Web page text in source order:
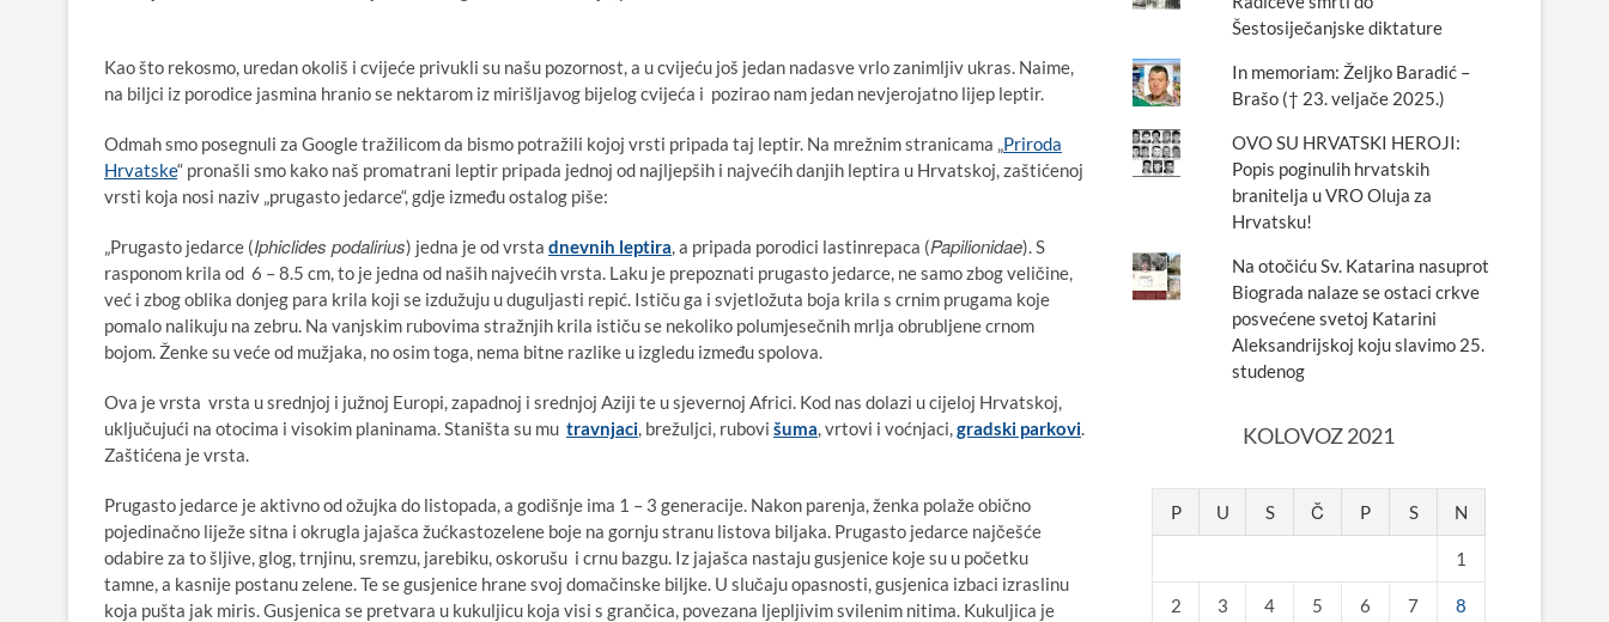
Kao što rekosmo, uredan okoliš i cvijeće privukli su našu pozornost, a u cvijeću još jedan nadasve vrlo zanimljiv ukras. Naime,
na biljci iz porodice jasmina hranio se nektarom iz mirišljavog bijelog cvijeća i pozirao nam jedan nevjerojatno lijep leptir.
Odmah smo posegnuli za Google tražilicom da bismo potražili kojoj vrsti pripada taj leptir. Na mrežnim stranicama „Priroda
Hrvatske“ pronašli smo kako naš promatrani leptir pripada jednoj od najljepših i najvećih danjih leptira u Hrvatskoj, zaštićenoj
vrsti koja nosi naziv „prugasto jedarce“, gdje između ostalog piše:
„Prugasto jedarce (Iphiclides podalirius) jedna je od vrsta dnevnih leptira, a pripada porodici lastinrepaca (Papilionidae). S
rasponom krila od 6 – 8.5 cm, to je jedna od naših najvećih vrsta. Laku je prepoznati prugasto jedarce, ne samo zbog veličine,
već i zbog oblika donjeg para krila koji se izdužuju u duguljasti repić. Ističu ga i svjetložuta boja krila s crnim prugama koje
pomalo nalikuju na zebru. Na vanjskim rubovima stražnjih krila ističu se nekoliko polumjesečnih mrlja obrubljene crnom
bojom. Ženke su veće od mužjaka, no osim toga, nema bitne razlike u izgledu između spolova.
Ova je vrsta vrsta u srednjoj i južnoj Europi, zapadnoj i srednjoj Aziji te u sjevernoj Africi. Kod nas dolazi u cijeloj Hrvatskoj,
uključujući na otocima i visokim planinama. Staništa su mu travnjaci, brežuljci, rubovi šuma, vrtovi i voćnjaci,gradski parkovi.
Zaštićena je vrsta.
Prugasto jedarce je aktivno od ožujka do listopada, a godišnje ima 1 – 3 generacije. Nakon parenja, ženka polaže obično
pojedinačno liježe sitna i okrugla jajašca žućkastozelene boje na gornju stranu listova biljaka. Prugasto jedarce najčešće
odabire za to šljive, glog, trnjinu, sremzu, jarebiku, oskorušu i crnu bazgu. Iz jajašca nastaju gusjenice koje su u početku
tamne, a kasnije postanu zelene. Te se gusjenice hrane svoj domačinske biljke. U slučaju opasnosti, gusjenica izbaci izraslinu
koja pušta jak miris. Gusjenica se pretvara u kukuljicu koja visi s grančica, povezana ljepljivim svilenim nitima. Kukuljica je
Šestosiječanjske diktature
In memoriam: Željko Baradić –
Brašo († 23. veljače 2025.)
OVO SU HRVATSKI HEROJI:
Popis poginulih hrvatskih
branitelja u VRO Oluja za
Hrvatsku!
Na otočiću Sv. Katarina nasuprot
Biograda nalaze se ostaci crkve
posvećene svetoj Katarini
Aleksandrijskoj koju slavimo 25.
studenog
KOLOVOZ 2021
P U S Č P S N
1
2 3 4 5 6 7 8